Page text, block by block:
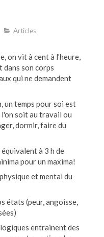
Articles
on vit à cent à l'heure,
dans son corps
qui ne demandent
un temps pour soi est
l'on soit au travail ou
dormir, faire du
à 3 h de
pour un maxima!
et mental du
états (peur, angoisse,
entrainent des